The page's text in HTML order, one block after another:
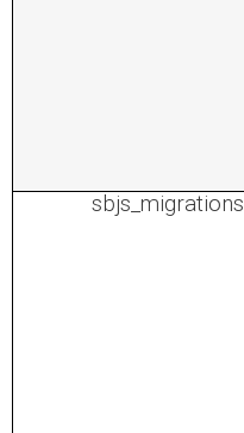
sbjs_migrations